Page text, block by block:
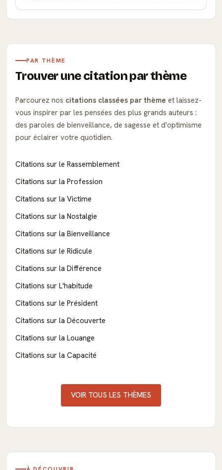
PAR THÈME
Trouver une citation par thème
Parcourez nos citations classées par thème et laissez-
vous inspirer par les pensées des plus grands auteurs :
des paroles de bienveillance, de sagesse et d'optimisme
pour éclairer votre quotidien.
Citations sur le Rassemblement
Citations sur la Profession
Citations sur la Victime
Citations sur la Nostalgie
Citations sur la Bienveillance
Citations sur le Ridicule
Citations sur la Différence
Citations sur L'habitude
Citations sur le Président
Citations sur la Découverte
Citations sur la Louange
Citations sur la Capacité
VOIR TOUS LES THÈMES